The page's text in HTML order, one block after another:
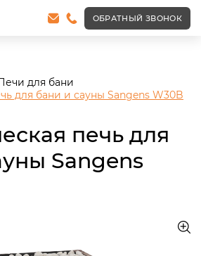
content="noindex, follow"/>
ОБРАТНЫЙ ЗВОНОК
для бани
для бани и сауны Sangens W30B
печь для
Sangens